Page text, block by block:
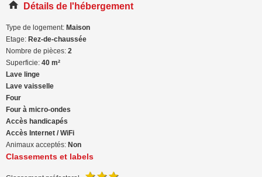
Détails de l'hébergement
Type de logement: Maison
Etage: Rez-de-chaussée
Nombre de pièces: 2
Superficie: 40 m²
Lave linge
Lave vaisselle
Four
Four à micro-ondes
Accès handicapés
Accès Internet / WiFi
Animaux acceptés: Non
Classements et labels